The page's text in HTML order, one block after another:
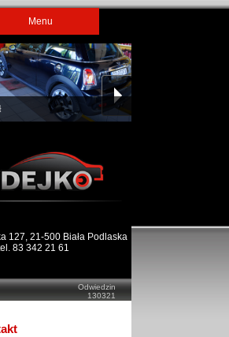
Menu
127, 21-500 Biała Podlaska
83 342 21 61
Odwiedzin
130321